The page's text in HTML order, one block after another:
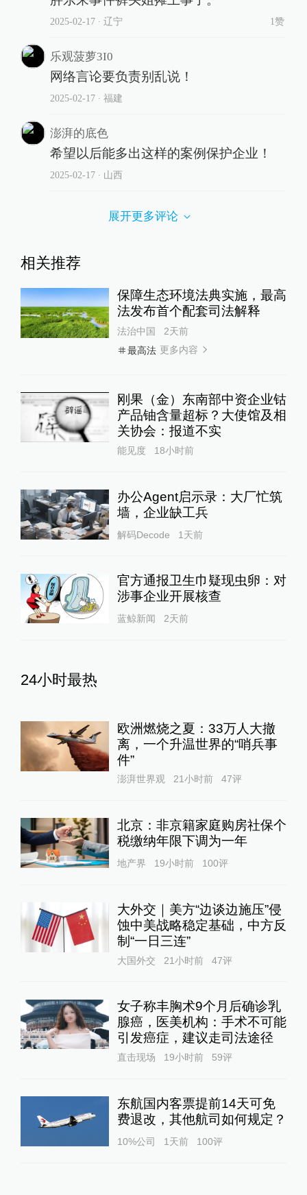
2025-02-17∙ 辽宁 1赞
乐观菠萝3I0
网络言论要负责别乱说！
2025-02-17∙ 福建
澎湃的底色
希望以后能多出这样的案例保护企业！
2025-02-17∙ 山西
展开更多评论
相关推荐
保障生态环境法典实施，最高
法发布首个配套司法解释
法治中国
2天前
最高法 更多内容
刚果（金）东南部中资企业钴
产品铀含量超标？大使馆及相
关协会：报道不实
能见度 18小时前
办公Agent启示录：大厂忙筑
墙，企业缺工兵
解码Decode 1天前
官方通报卫生巾疑现虫卵：对
涉事企业开展核查
蓝鲸新闻 2天前
24小时最热
欧洲燃烧之夏：33万人大撤
离，一个升温世界的“哨兵事
件”
澎湃世界观 21小时前 47评
北京：非京籍家庭购房社保个
税缴纳年限下调为一年
地产界 19小时前 100评
大外交｜美方“边谈边施压”侵
蚀中美战略稳定基础，中方反
制“一日三连”
大国外交 21小时前 47评
女子称丰胸术9个月后确诊乳
腺癌，医美机构：手术不可能
引发癌症，建议走司法途径
直击现场 19小时前 59评
东航国内客票提前14天可免
费退改，其他航司如何规定？
10%公司 1天前 100评